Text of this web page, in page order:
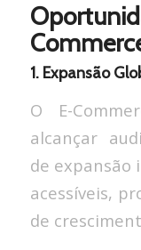
1. Expansão
O E-
alcançar
de expansão
acessíveis,
de